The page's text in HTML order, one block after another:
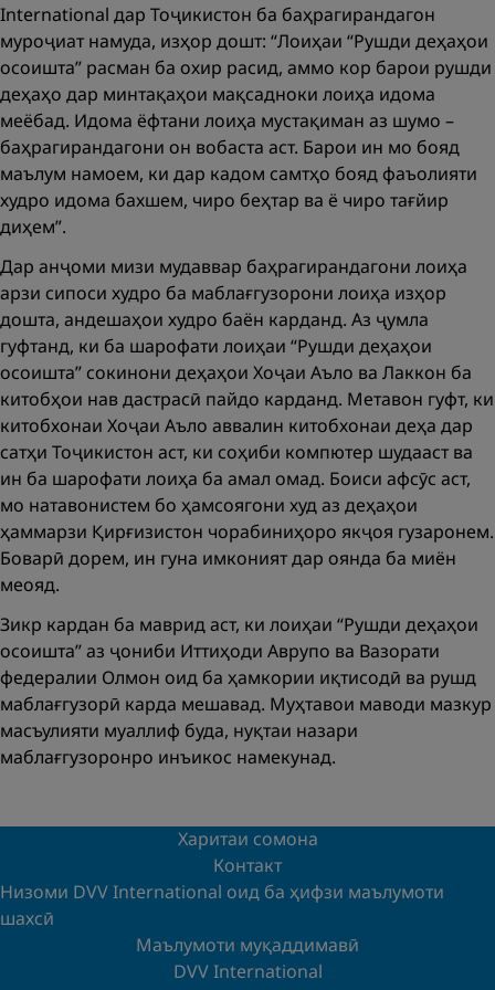
International дар Тоҷикистон ба баҳрагирандагон
муроҷиат намуда, изҳор дошт: “Лоиҳаи “Рушди деҳаҳои
осоишта” расман ба охир расид, аммо кор барои рушди
деҳаҳо дар минтақаҳои мақсадноки лоиҳа идома
меёбад. Идома ёфтани лоиҳа мустақиман аз шумо –
баҳрагирандагони он вобаста аст. Барои ин мо бояд
маълум намоем, ки дар кадом самтҳо бояд фаъолияти
худро идома бахшем, чиро беҳтар ва ё чиро тағйир
диҳем”.
Дар анҷоми мизи мудаввар баҳрагирандагони лоиҳа
арзи сипоси худро ба маблағгузорони лоиҳа изҳор
дошта, андешаҳои худро баён карданд. Аз ҷумла
гуфтанд, ки ба шарофати лоиҳаи “Рушди деҳаҳои
осоишта” сокинони деҳаҳои Хоҷаи Аъло ва Лаккон ба
китобҳои нав дастрасӣ пайдо карданд. Метавон гуфт, ки
китобхонаи Хоҷаи Аъло аввалин китобхонаи деҳа дар
сатҳи Тоҷикистон аст, ки соҳиби компютер шудааст ва
ин ба шарофати лоиҳа ба амал омад. Боиси афсӯс аст,
мо натавонистем бо ҳамсоягони худ аз деҳаҳои
ҳаммарзи Қирғизистон чорабиниҳоро якҷоя гузаронем.
Боварӣ дорем, ин гуна имконият дар оянда ба миён
меояд.
Зикр кардан ба маврид аст, ки лоиҳаи “Рушди деҳаҳои
осоишта” аз ҷониби Иттиҳоди Аврупо ва Вазорати
федералии Олмон оид ба ҳамкории иқтисодӣ ва рушд
маблағгузорӣ карда мешавад. Муҳтавои маводи мазкур
масъулияти муаллиф буда, нуқтаи назари
маблағгузоронро инъикос намекунад.
Харитаи сомона
Контакт
Низоми DVV International оид ба ҳифзи маълумоти
шахсӣ
Маълумоти муқаддимавӣ
DVV International